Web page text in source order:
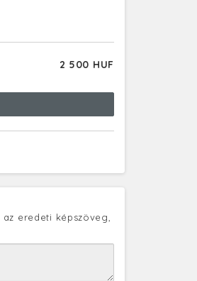
2 500 HUF
eredeti képszöveg,